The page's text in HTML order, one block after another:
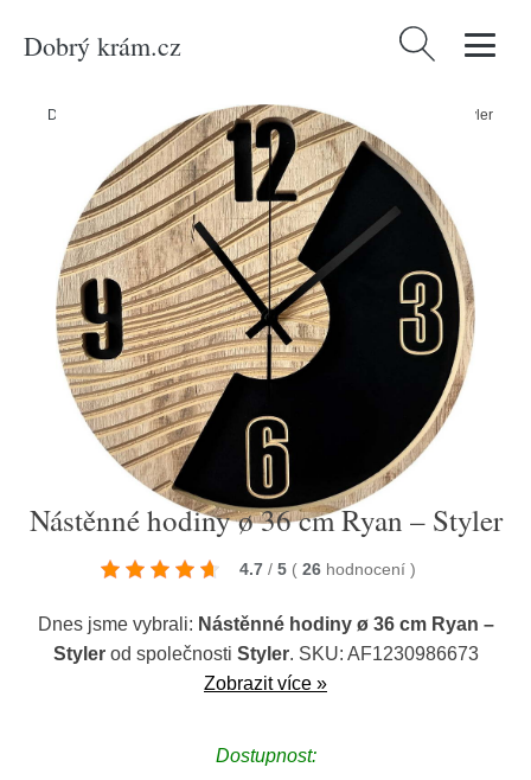
Dobrý krám.cz Vyhledávání
Domů Dekorace/Nástěnné hodiny ø 36 cm Ryan – Styler
Nástěnné hodiny ø 36 cm Ryan – Styler
4.7 / 5 ( 26 hodnocení )
Dnes jsme vybrali: Nástěnné hodiny ø 36 cm Ryan –
Stylerod společnosti Styler. SKU: AF1230986673
Zobrazit více »
Dostupnost: